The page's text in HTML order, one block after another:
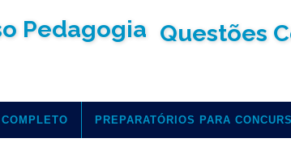
Questões
PREPARATÓRIOS PARA